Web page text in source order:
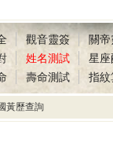
觀音靈簽
關
姓名測試
星座
壽命測試 指紋
黃歷查詢